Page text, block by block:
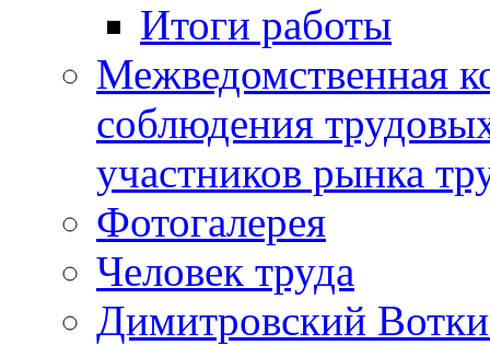
Итоги работы
Межведомственная
соблюдения
участников рынка
Фотогалерея
Человек труда
Димитровский